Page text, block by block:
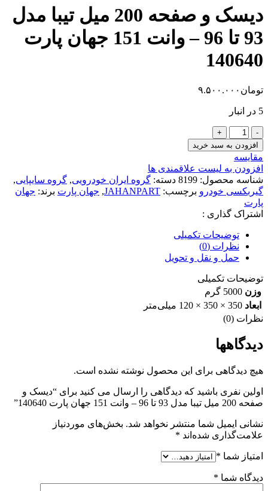
دیسک و صفحه 200 میل تیبا مدل
93 تا 96 – وانت 151 جهان پارت
140640
تومان ۹.۵۰۰.۰۰۰
5 در انبار
دیسک
و
صفحه
200
میل
تیبا
مدل
93
تا
96
وانت
151
جهان
پارت
140640
عدد
افزودن به سبد خرید
مقایسه
افزودن به لیست علاقمندی ها
شناسه محصول: 8199 دسته: گروه ایران خودرویی, گروه سایپایی,
گیربکسی خودرو برچسب: JAHANPART
, جهان پارت برند: جهان
پارت
اشتراک گذاری :
توضیحات تکمیلی
نظرات (0)
حمل و نقل و تحویل
توضیحات تکمیلی
وزن 5000 گرم
ابعاد 350 × 350 × 120 میلی‌متر
نظرات (0)
دیدگاهها
هیچ دیدگاهی برای این محصول نوشته نشده است.
اولین نفری باشید که دیدگاهی را ارسال می کنید برای “دیسک و
صفحه 200 میل تیبا مدل 93 تا 96 – وانت 151 جهان پارت 140640”
نشانی ایمیل شما منتشر نخواهد شد. بخش‌های موردنیاز
علامت‌گذاری شده‌اند *
امتیاز شما *
دیدگاه شما *